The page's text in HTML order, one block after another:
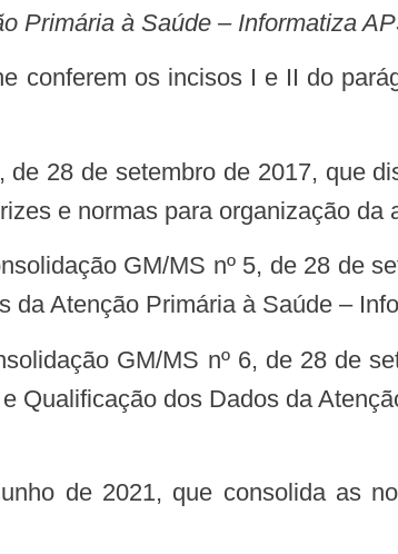
Primária à Saúde – Informatiza
e normas para organização da
Atenção Primária à Saúde –
Qualificação dos Dados da